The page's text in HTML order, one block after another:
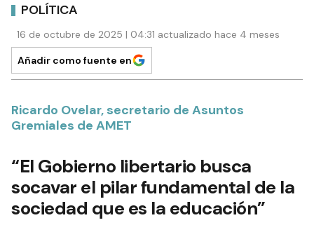
POLÍTICA
16 de octubre de 2025 | 04:31 actualizado hace 4 meses
Añadir como fuente en
Ricardo Ovelar, secretario de Asuntos
Gremiales de AMET
“El Gobierno libertario busca
socavar el pilar fundamental de la
sociedad que es la educación”